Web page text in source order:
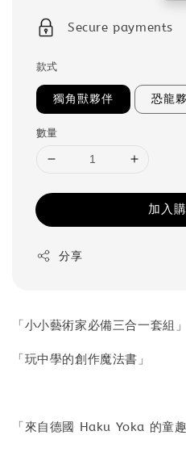
Secure payments
款式
獨角獸夥伴 恐龍
數量
加入
分享
「小小藝術家必備三合一套組」
「玩中學的創作魔法書」
「來自德國 Haku Yoka 的童趣